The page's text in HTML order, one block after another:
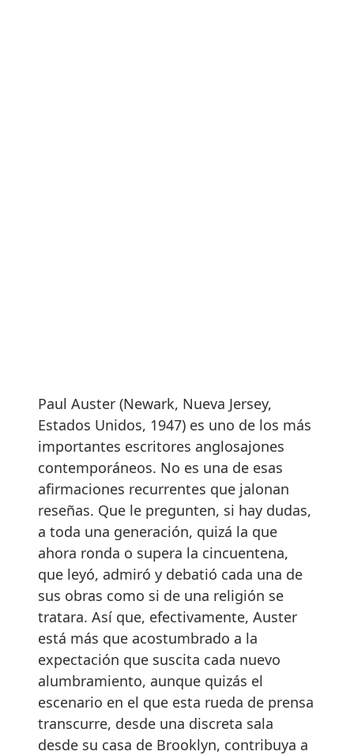
Paul Auster (Newark, Nueva Jersey,
Estados Unidos, 1947) es uno de los más
importantes escritores anglosajones
contemporáneos. No es una de esas
afirmaciones recurrentes que jalonan
reseñas. Que le pregunten, si hay dudas,
a toda una generación, quizá la que
ahora ronda o supera la cincuentena,
que leyó, admiró y debatió cada una de
sus obras como si de una religión se
tratara. Así que, efectivamente, Auster
está más que acostumbrado a la
expectación que suscita cada nuevo
alumbramiento, aunque quizás el
escenario en el que esta rueda de prensa
transcurre, desde una discreta sala
desde su casa de Brooklyn, contribuya a